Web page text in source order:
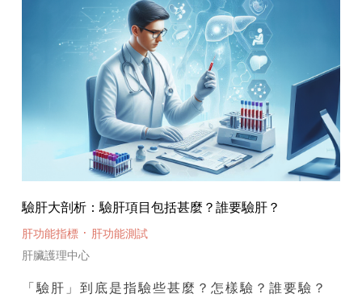
驗肝大剖析：驗肝項目包括甚麼？誰要驗肝？
肝功能指標· 肝功能測試
肝臟護理中心
「驗肝」到底是指驗些甚麼？怎樣驗？誰要驗？